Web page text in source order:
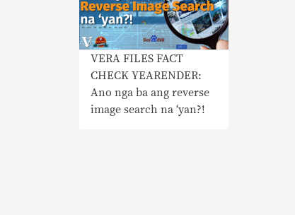
VERA FILES FACT
CHECK YEARENDER:
Ano nga ba ang reverse
image search na ‘yan?!